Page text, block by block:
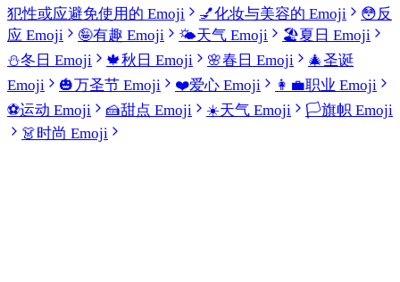
犯性或应避免使用的 Emoji
💅化妆与美容的 Emoji 😳反
应 Emoji
🤪有趣 Emoji 🌤️天气 Emoji 🏖️夏日 Emoji
⛄冬日 Emoji 🍁秋日 Emoji 🌸春日 Emoji 🎄圣诞
Emoji
🎃万圣节 Emoji ❤️爱心 Emoji 👩‍💼职业 Emoji
⚽运动 Emoji 🍰甜点 Emoji ☀️天气 Emoji 🏳️旗帜 Emoji
👗时尚 Emoji